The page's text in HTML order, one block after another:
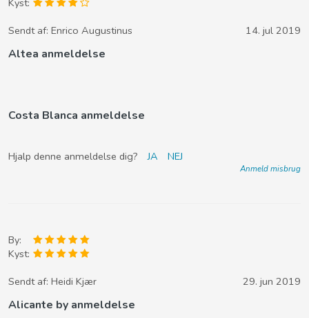
Sendt af: Enrico Augustinus 14. jul 2019
Altea anmeldelse
Costa Blanca anmeldelse
Hjalp denne anmeldelse dig? JA NEJ
Anmeld misbrug
By:
Kyst:
Sendt af: Heidi Kjær 29. jun 2019
Alicante by anmeldelse